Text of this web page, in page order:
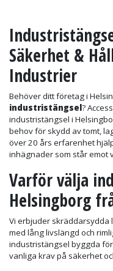
Säkerhet &
Industrier
Behöver ditt företag i
industristängsel?
industristängsel i
behov för skydd av tomt,
över 20 års erfarenhet
inhägnader som står emot
Varför välja
Helsingborg
Vi erbjuder
med lång livslängd och
industristängsel byggda
vanliga krav på säkerhet